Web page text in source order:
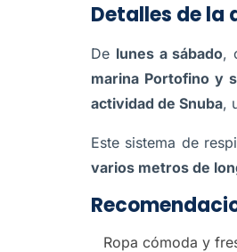
Detalles de la
De lunes a sábado,
marina Portofino y
actividad de Snuba,
Este sistema de
varios metros de
Ropa cómoda y